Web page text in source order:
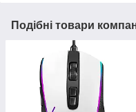
Подібні товари